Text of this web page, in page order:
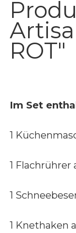
ROT"
Im Set
1
1 Flachrührer
1
1 Knethaken